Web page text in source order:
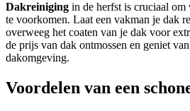
Dakreiniging in de herfst is cruciaal
te voorkomen. Laat een vakman je dak
overweeg het coaten van je dak voor
de prijs van dak ontmossen en geniet
dakomgeving.
Voordelen van een